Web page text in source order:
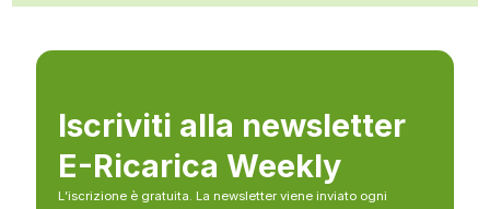
Iscriviti alla newsletter
E-Ricarica Weekly
L’iscrizione è gratuita. La newsletter viene inviato ogni